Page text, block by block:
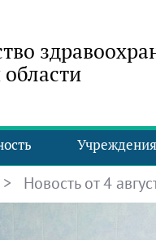
Учреждения
> Новость от 4